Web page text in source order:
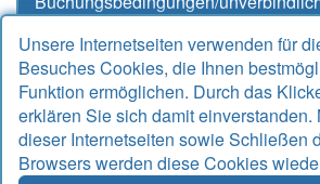
Unsere Internetseiten verwenden für
Besuches Cookies, die Ihnen
Funktion ermöglichen. Durch das
erklären Sie sich damit einverstanden.
dieser Internetseiten sowie Schließen
Browsers werden diese Cookies
Buchungsanfrage
Kontakt
Alter Sielweg 17 A